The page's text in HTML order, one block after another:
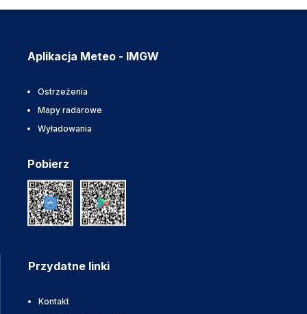
Aplikacja Meteo - IMGW
Ostrzeżenia
Mapy radarowe
Wyładowania
Pobierz
Przydatne linki
Kontakt